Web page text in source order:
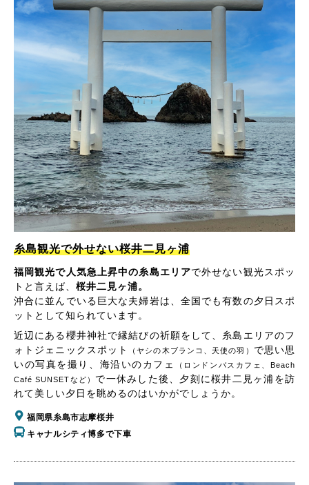
糸島観光で外せない桜井二見ヶ浦
福岡観光で人気急上昇中の糸島エリアで外せない観光スポッ
トと言えば、 桜井二見ヶ浦。
沖合に並んでいる巨大な夫婦岩は、全国でも有数の夕日スポ
ットとして知られています。
近辺にある櫻井神社で縁結びの祈願をして、糸島エリアのフ
ォトジェニックスポット
（ヤシの木ブランコ、天使の羽）
で思い思
いの写真を撮り、海沿いのカフェ
（ロンドンバスカフェ、Beach
Café SUNSETなど） で一休みした後、夕刻に桜井二見ヶ浦を訪
れて美しい夕日を眺めるのはいかがでしょうか。
福岡県糸島市志摩桜井
キャナルシティ博多で下車